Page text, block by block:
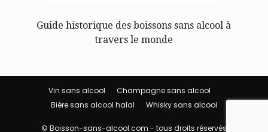
Guide historique des boissons sans alcool à
travers le monde
Vin sans alcool
Champagne sans alcool
Bière sans alcool halal
Whisky sans alcool
© Boisson-sans-alcool.com - tous droits réservés